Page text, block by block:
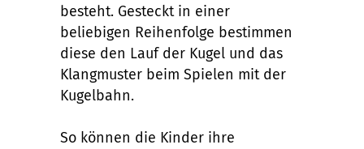
besteht. Gesteckt in einer
beliebigen Reihenfolge bestimmen
diese den Lauf der Kugel und das
Klangmuster beim Spielen mit der
Kugelbahn.
So können die Kinder ihre